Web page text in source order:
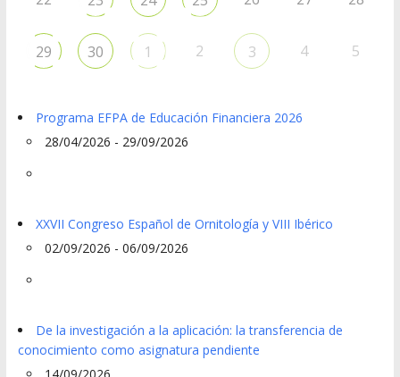
29 30 1 2 3 4 5
Programa EFPA de Educación Financiera 2026
28/04/2026 - 29/09/2026
XXVII Congreso Español de Ornitología y VIII Ibérico
02/09/2026 - 06/09/2026
De la investigación a la aplicación: la transferencia de
conocimiento como asignatura pendiente